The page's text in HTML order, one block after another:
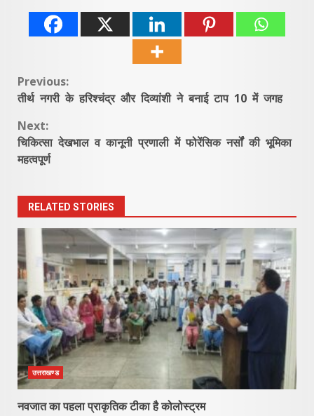
Continue
Previous:
तीर्थ नगरी के हरिश्चंद्र और दिव्यांशी ने बनाई टाप 10 में जगह
Next:
चिकित्सा देखभाल व कानूनी प्रणाली में फोरेंसिक नर्सों की भूमिका
महत्वपूर्ण
RELATED STORIES
उत्तराखण्ड
नवजात का पहला प्राकृतिक टीका है कोलोस्ट्रम